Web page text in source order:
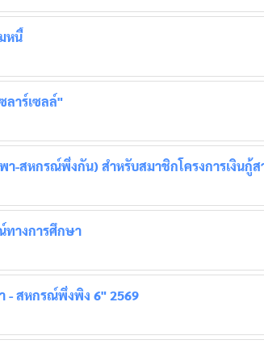
หนี้
ลาร์เซลล์"
-สหกรณ์พึ่งกัน) สำหรับสมาชิกโครงการเงินกู้
ทางการศึกษา
- สหกรณ์พึ่งพิง 6" 2569